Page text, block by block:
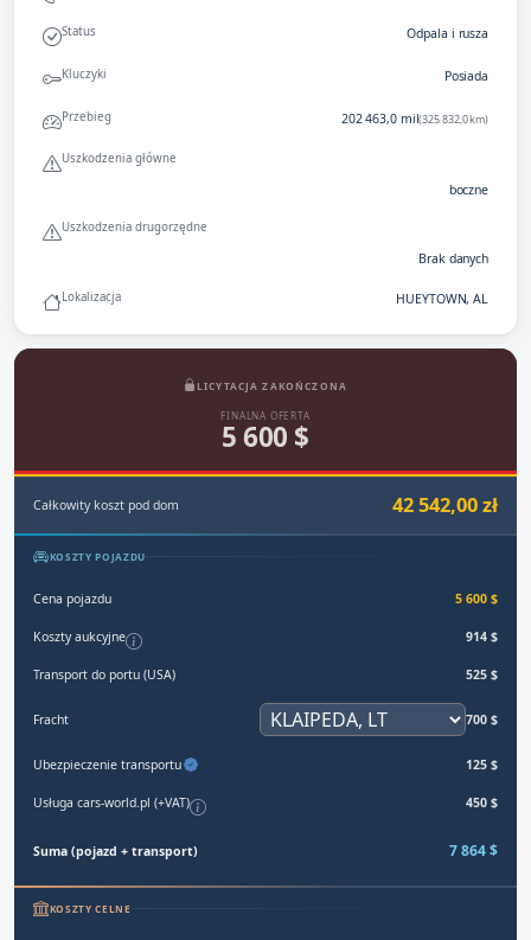
Status Odpala i rusza
Kluczyki Posiada
Przebieg 202 463,0 mil(325 832,0 km)
Uszkodzenia główne
boczne
Uszkodzenia drugorzędne
Brak danych
Lokalizacja HUEYTOWN, AL
LICYTACJA ZAKOŃCZONA
FINALNA OFERTA
5 600 $
Całkowity koszt pod dom 42 542,00 zł
KOSZTY POJAZDU
Cena pojazdu 5 600 $
Koszty aukcyjne 914 $
Transport do portu (USA) 525 $
Fracht 700 $
Ubezpieczenie transportu 125 $
Usługa cars-world.pl (+VAT) 450 $
Suma (pojazd + transport) 7 864 $
KOSZTY CELNE